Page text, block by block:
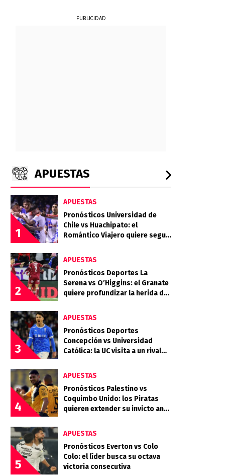
PUBLICIDAD
APUESTAS
1
APUESTAS
Pronósticos Universidad de
Chile vs Huachipato: el
Romántico Viajero quiere seguir
2
APUESTAS
Pronósticos Deportes La
Serena vs O’Higgins: el Granate
quiere profundizar la herida del
3
APUESTAS
Pronósticos Deportes
Concepción vs Universidad
Católica: la UC visita a un rival
4
APUESTAS
Pronósticos Palestino vs
Coquimbo Unido: los Piratas
quieren extender su invicto ante
5
APUESTAS
Pronósticos Everton vs Colo
Colo: el líder busca su octava
victoria consecutiva